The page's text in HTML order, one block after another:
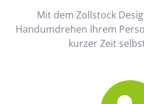
Mit dem Zollstock
Handumdrehen Ihrem
kurzer Zeit